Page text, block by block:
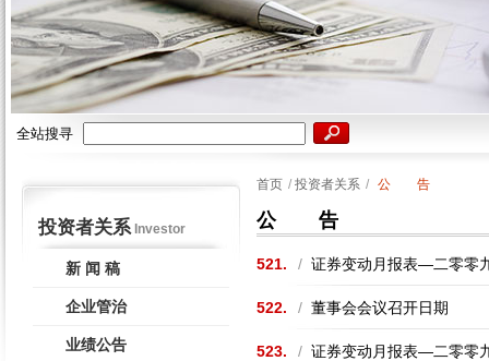
全站搜寻
投资者关系Investor
新 闻 稿
企业管治
业绩公告
首页 / 投资者关系 / 公 告
公 告
521. / 证券变动月报表—二零零
522. / 董事会会议召开日期
523. / 证券变动月报表—二零零